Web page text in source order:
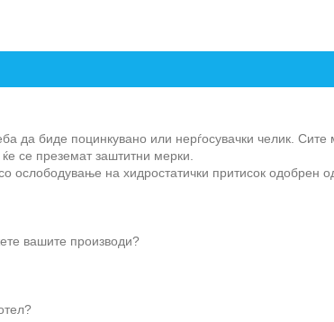
да биде поцинкувано или нерѓосувачки челик. Сите
се преземат заштитни мерки.
ослободување на хидростатички притисок одобрен
вашите производи?